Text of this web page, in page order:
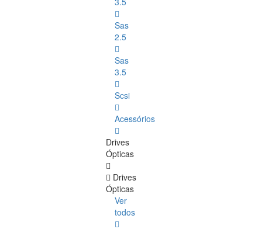
Sas
2.5
Sas
3.5
Scsi
Acessórios
Drives
Ópticas
Drives
Ópticas
Ver
todos